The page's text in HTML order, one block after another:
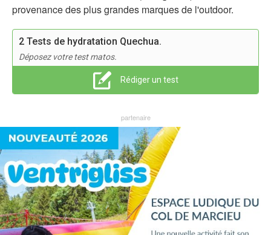
provenance des plus grandes marques de l'outdoor.
2 Tests de hydratation Quechua.
Déposez votre test matos.
Rédiger un test